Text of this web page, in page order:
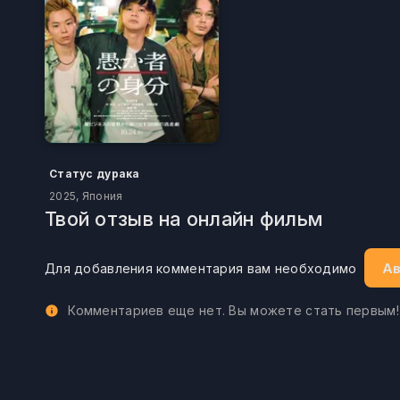
Статус дурака
2025, Япония
Твой отзыв на онлайн фильм
Для добавления комментария вам необходимо
Комментариев еще нет. Вы можете стать первым!